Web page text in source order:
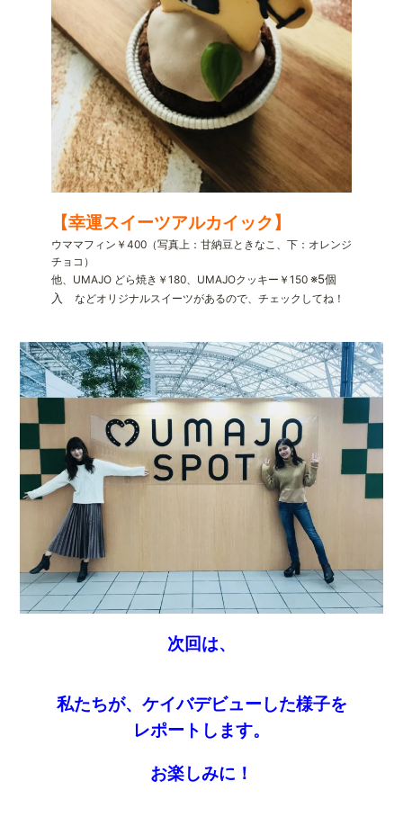
【幸運スイーツアルカイック】
ウママフィン￥400（写真上：甘納豆ときなこ、下：オレンジ
チョコ）
他、UMAJO どら焼き￥180、UMAJOクッキー￥150 ※5個
入 などオリジナルスイーツがあるので、チェックしてね！
次回は、
私たちが、ケイバデビューした様子を
レポートします。
お楽しみに！